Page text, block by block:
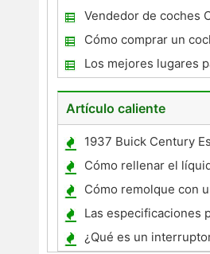
Vendedor de coches
Cómo comprar un
Los mejores lugares
préstamos para
Artículo caliente
1937 Buick Century
Cómo rellenar el
Cómo remolque con
Las especificaciones
¿Qué es un